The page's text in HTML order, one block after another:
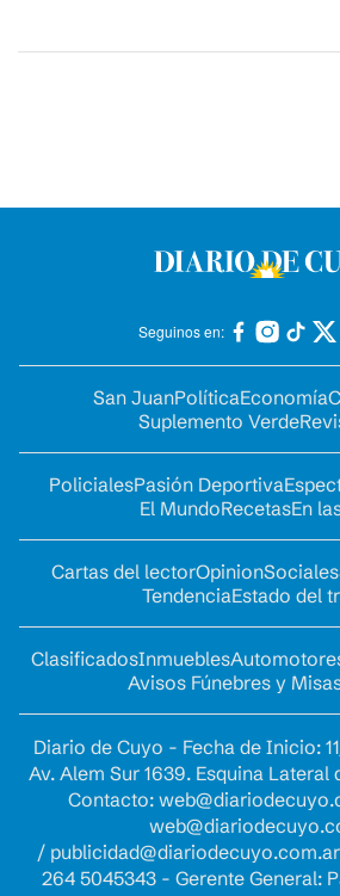
Seguinos en:
San JuanPolíticaEconomía
Suplemento Verde
PolicialesPasión Deportiva
El MundoRecetasEn
Cartas del lectorOpinionSociales
TendenciaEstado del
ClasificadosInmuebles
Avisos Fúnebres y
Diario de Cuyo - Fecha de Inicio:
Av. Alem Sur 1639. Esquina
Contacto:
/ publicidad@diariodecuyo.com.ar
264 5045343 - Gerente General: